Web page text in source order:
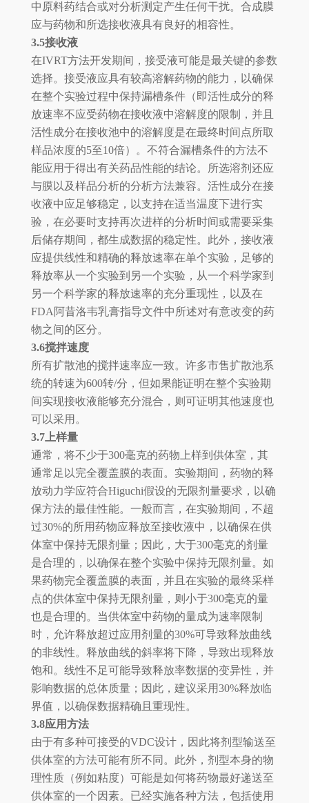
中原料药结合或对分析测定产生任何干扰。合成膜
应与药物和所选接收液具有良好的相容性。
3.5接收液
在IVRT方法开发期间，接受液可能是最关键的参数
选择。接受液应具有较高溶解药物的能力，以确保
在整个实验过程中保持漏槽条件（即活性成分的释
放速率不应受药物在接收液中溶解度的限制，并且
活性成分在接收池中的溶解度是在最终时间点所取
样品浓度的5至10倍）。不符合漏槽条件的方法不
能应用于得出有关药品性能的结论。所选溶剂还应
与膜以及样品分析的分析方法兼容。活性成分在接
收液中应足够稳定，以支持在适当温度下进行实
验，在必要时支持再次进样的分析时间或需要采集
后储存期间，都生成数据的稳定性。此外，接收液
应提供线性和精确的释放速率在单个实验，足够的
释放率从一个实验到另一个实验，从一个科学家到
另一个科学家的释放速率的充分重现性，以及在
FDA阿昔洛韦乳膏指导文件中所述对有意改变的药
物之间的区分。
3.6搅拌速度
所有扩散池的搅拌速率应一致。许多市售扩散池系
统的转速为600转/分，但如果能证明在整个实验期
间实现接收液能够充分混合，则可证明其他速度也
可以采用。
3.7上样量
通常，将不少于300毫克的药物上样到供体室，其
通常足以完全覆盖膜的表面。实验期间，药物的释
放动力学应符合Higuchi假设的无限剂量要求，以确
保方法的最佳性能。一般而言，在实验期间，不超
过30%的所用药物应释放至接收液中，以确保在供
体室中保持无限剂量；因此，大于300毫克的剂量
是合理的，以确保在整个实验中保持无限剂量。如
果药物完全覆盖膜的表面，并且在实验的最终采样
点的供体室中保持无限剂量，则小于300毫克的量
也是合理的。当供体室中药物的量成为速率限制
时，允许释放超过应用剂量的30%可导致释放曲线
的非线性。释放曲线的斜率将下降，导致出现释放
饱和。线性不足可能导致释放率数据的变异性，并
影响数据的总体质量；因此，建议采用30%释放临
界值，以确保数据精确且重现性。
3.8应用方法
由于有多种可接受的VDC设计，因此将剂型输送至
供体室的方法可能有所不同。此外，剂型本身的物
理性质（例如粘度）可能是如何将药物最好递送至
供体室的一个因素。已经实施各种方法，包括使用